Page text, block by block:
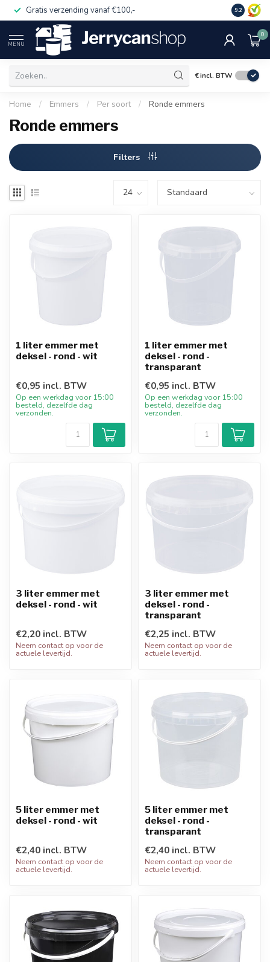
Gratis verzending vanaf €100,- Op
9.2
MENU
0
€incl. BTW
Home / Emmers / Per soort / Ronde emmers
Ronde emmers
Filters
1 liter emmer met
deksel - rond - wit
€0,95 incl. BTW
Op een werkdag voor 15:00
besteld, dezelfde dag
verzonden.
1 liter emmer met
deksel - rond -
transparant
€0,95 incl. BTW
Op een werkdag voor 15:00
besteld, dezelfde dag
verzonden.
3 liter emmer met
deksel - rond - wit
€2,20 incl. BTW
Neem contact op voor de
actuele levertijd.
3 liter emmer met
deksel - rond -
transparant
€2,25 incl. BTW
Neem contact op voor de
actuele levertijd.
5 liter emmer met
deksel - rond - wit
€2,40 incl. BTW
Neem contact op voor de
actuele levertijd.
5 liter emmer met
deksel - rond -
transparant
€2,40 incl. BTW
Neem contact op voor de
actuele levertijd.